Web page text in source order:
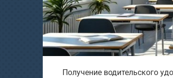
Получение водительского